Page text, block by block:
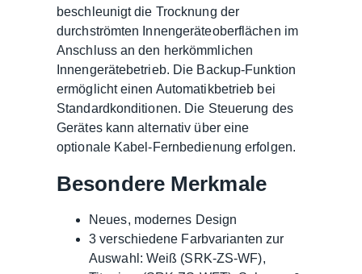
beschleunigt die Trocknung der
durchströmten Innengeräteoberflächen im
Anschluss an den herkömmlichen
Innengerätebetrieb. Die Backup-Funktion
ermöglicht einen Automatikbetrieb bei
Standardkonditionen. Die Steuerung des
Gerätes kann alternativ über eine
optionale Kabel-Fernbedienung erfolgen.
Besondere Merkmale
Neues, modernes Design
3 verschiedene Farbvarianten zur
Auswahl: Weiß (SRK-ZS-WF),